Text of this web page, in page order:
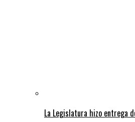
La Legislatura hizo entrega